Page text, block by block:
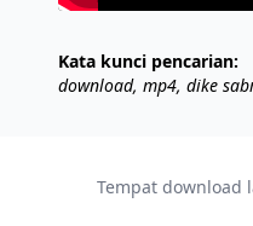
Kata kunci pencarian:
download, mp4, dike
Tempat download